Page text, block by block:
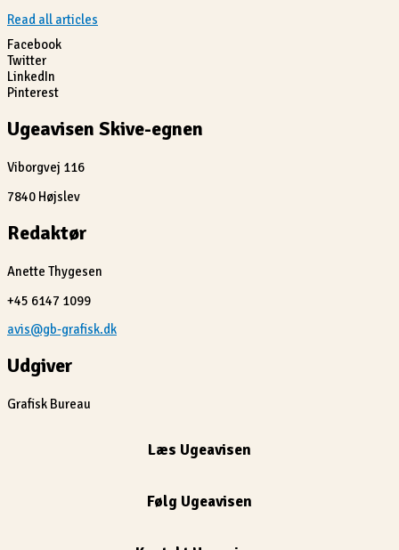
Read all articles
Facebook
Twitter
LinkedIn
Pinterest
Ugeavisen Skive-egnen
Viborgvej 116
7840 Højslev
Redaktør
Anette Thygesen
+45 6147 1099
avis@gb-grafisk.dk
Udgiver
Grafisk Bureau
Læs Ugeavisen
Følg Ugeavisen